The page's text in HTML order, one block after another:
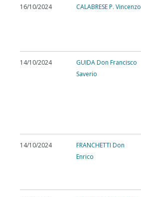
16/10/2024 CALABRESE P. Vincenzo
14/10/2024
GUIDA Don Francisco
Saverio
14/10/2024
FRANCHETTI Don
Enrico